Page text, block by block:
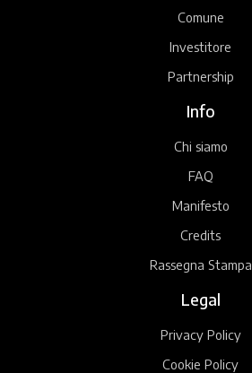
Comune
Investitore
Partnership
Info
Chi siamo
FAQ
Manifesto
Credits
Rassegna Stampa
Legal
Privacy Policy
Cookie Policy